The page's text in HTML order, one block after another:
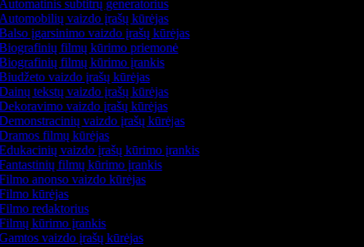
subtitrų generatorius
vaizdo įrašų kūrėjas
įgarsinimo vaizdo įrašų kūrėjas
filmų kūrimo priemonė
filmų kūrimo įrankis
vaizdo įrašų kūrėjas
tekstų vaizdo įrašų kūrėjas
vaizdo įrašų kūrėjas
vaizdo įrašų kūrėjas
filmų kūrėjas
vaizdo įrašų kūrimo įrankis
filmų kūrimo įrankis
anonso vaizdo kūrėjas
kūrėjas
redaktorius
kūrimo įrankis
vaizdo įrašų kūrėjas